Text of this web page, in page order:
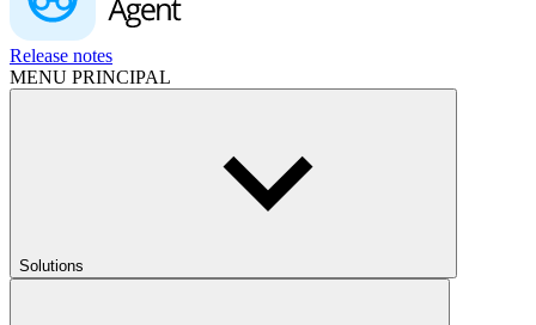
Release notes
MENU PRINCIPAL
Solutions